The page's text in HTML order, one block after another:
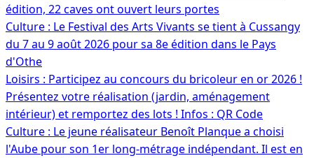
édition, 22 caves ont ouvert leurs portes
Culture : Le Festival des Arts Vivants se tient à Cussangy
du 7 au 9 août 2026 pour sa 8e édition dans le Pays
d'Othe
Loisirs : Participez au concours du bricoleur en or 2026 !
Présentez votre réalisation (jardin, aménagement
intérieur) et remportez des lots ! Infos : QR Code
Culture : Le jeune réalisateur Benoît Planque a choisi
l'Aube pour son 1er long-métrage indépendant. Il est en